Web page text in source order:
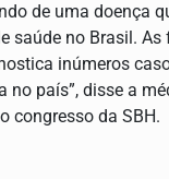
de uma doença
saúde no Brasil.
inúmeros
no país”, disse a
congresso da SBH.